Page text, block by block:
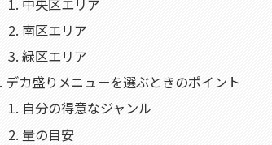
南区エリア
緑区エリア
デカ盛りメニューを選ぶときのポイント
自分の得意なジャンル
量の目安